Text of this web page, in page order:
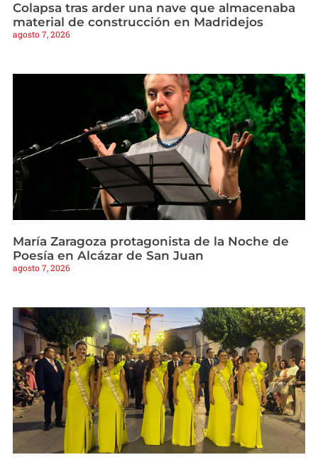
Colapsa tras arder una nave que almacenaba
material de construcción en Madridejos
agosto 7, 2026
María Zaragoza protagonista de la Noche de
Poesía en Alcázar de San Juan
agosto 7, 2026